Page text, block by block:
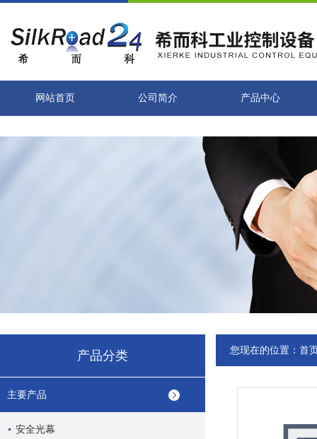
网站首页 公司简介 产品中心
产品分类
主要产品
安全光幕
您现在的位置： 首